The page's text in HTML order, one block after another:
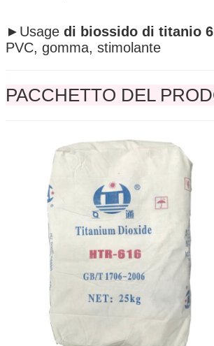
►Usage di biossido di titanio
PVC, gomma, stimolante
PACCHETTO DEL